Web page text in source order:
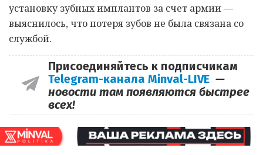
установку зубных имплантов за счет армии —
выяснилось, что потеря зубов не была связана со
службой.
Присоединяйтесь к подписчикам
Telegram-канала Minval-LIVE —
новости там появляются быстрее
всех!